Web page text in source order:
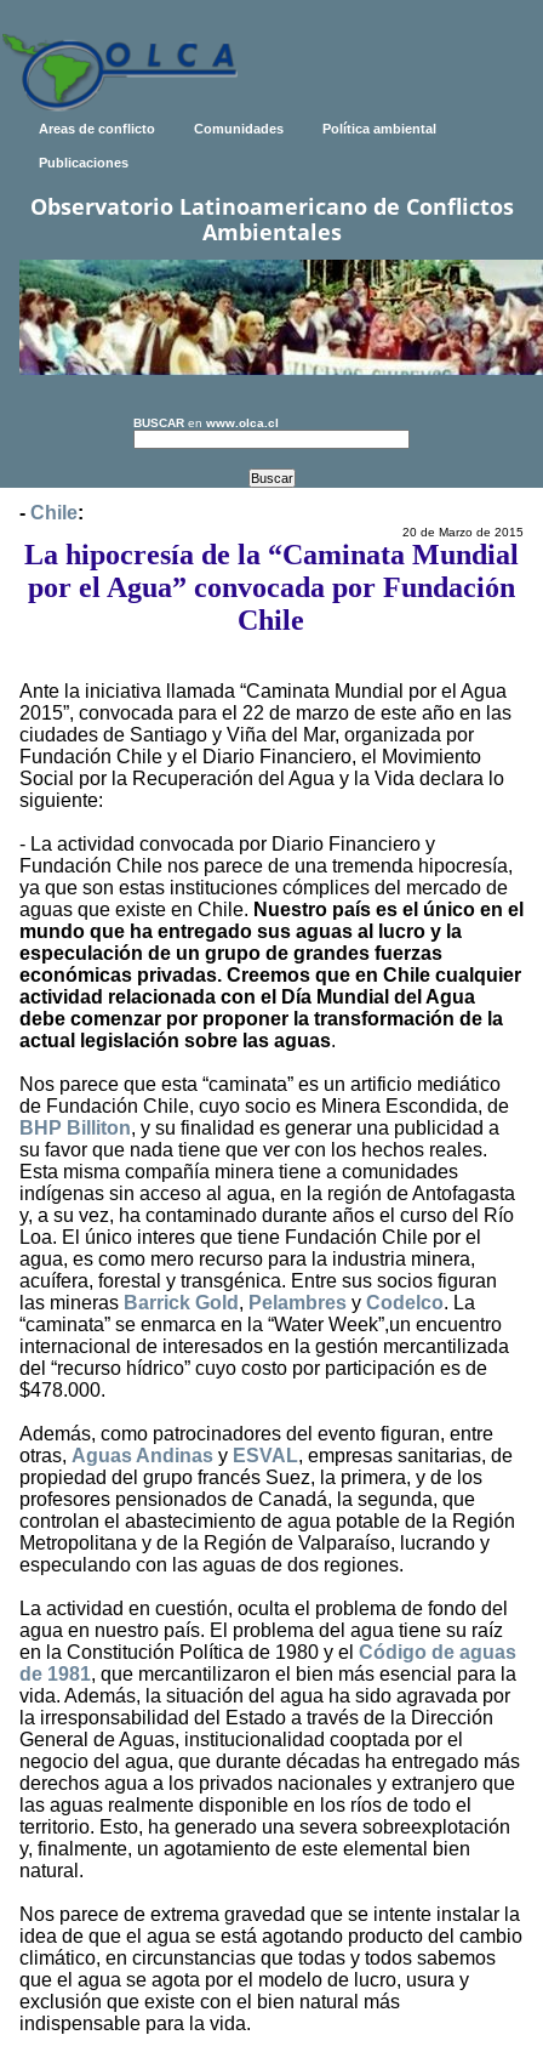
Areas de conflicto Comunidades Política ambiental
Publicaciones
Observatorio Latinoamericano de Conflictos
Ambientales
BUSCAR en www.olca.cl
- Chile:
20 de Marzo de 2015
La hipocresía de la “Caminata Mundial
por el Agua” convocada por Fundación
Chile
Ante la iniciativa llamada “Caminata Mundial por el Agua
2015”, convocada para el 22 de marzo de este año en las
ciudades de Santiago y Viña del Mar, organizada por
Fundación Chile y el Diario Financiero, el Movimiento
Social por la Recuperación del Agua y la Vida declara lo
siguiente:
- La actividad convocada por Diario Financiero y
Fundación Chile nos parece de una tremenda hipocresía,
ya que son estas instituciones cómplices del mercado de
aguas que existe en Chile. Nuestro país es el único en el
mundo que ha entregado sus aguas al lucro y la
especulación de un grupo de grandes fuerzas
económicas privadas. Creemos que en Chile cualquier
actividad relacionada con el Día Mundial del Agua
debe comenzar por proponer la transformación de la
actual legislación sobre las aguas.
Nos parece que esta “caminata” es un artificio mediático
de Fundación Chile, cuyo socio es Minera Escondida, de
BHP Billiton, y su finalidad es generar una publicidad a
su favor que nada tiene que ver con los hechos reales.
Esta misma compañía minera tiene a comunidades
indígenas sin acceso al agua, en la región de Antofagasta
y, a su vez, ha contaminado durante años el curso del Río
Loa. El único interes que tiene Fundación Chile por el
agua, es como mero recurso para la industria minera,
acuífera, forestal y transgénica. Entre sus socios figuran
las mineras Barrick Gold , Pelambres y Codelco. La
“caminata” se enmarca en la “Water Week”,un encuentro
internacional de interesados en la gestión mercantilizada
del “recurso hídrico” cuyo costo por participación es de
$478.000.
Además, como patrocinadores del evento figuran, entre
otras, Aguas Andinas y ESVAL, empresas sanitarias, de
propiedad del grupo francés Suez, la primera, y de los
profesores pensionados de Canadá, la segunda, que
controlan el abastecimiento de agua potable de la Región
Metropolitana y de la Región de Valparaíso, lucrando y
especulando con las aguas de dos regiones.
La actividad en cuestión, oculta el problema de fondo del
agua en nuestro país. El problema del agua tiene su raíz
en la Constitución Política de 1980 y el Código de aguas
de 1981, que mercantilizaron el bien más esencial para la
vida. Además, la situación del agua ha sido agravada por
la irresponsabilidad del Estado a través de la Dirección
General de Aguas, institucionalidad cooptada por el
negocio del agua, que durante décadas ha entregado más
derechos agua a los privados nacionales y extranjero que
las aguas realmente disponible en los ríos de todo el
territorio. Esto, ha generado una severa sobreexplotación
y, finalmente, un agotamiento de este elemental bien
natural.
Nos parece de extrema gravedad que se intente instalar la
idea de que el agua se está agotando producto del cambio
climático, en circunstancias que todas y todos sabemos
que el agua se agota por el modelo de lucro, usura y
exclusión que existe con el bien natural más
indispensable para la vida.